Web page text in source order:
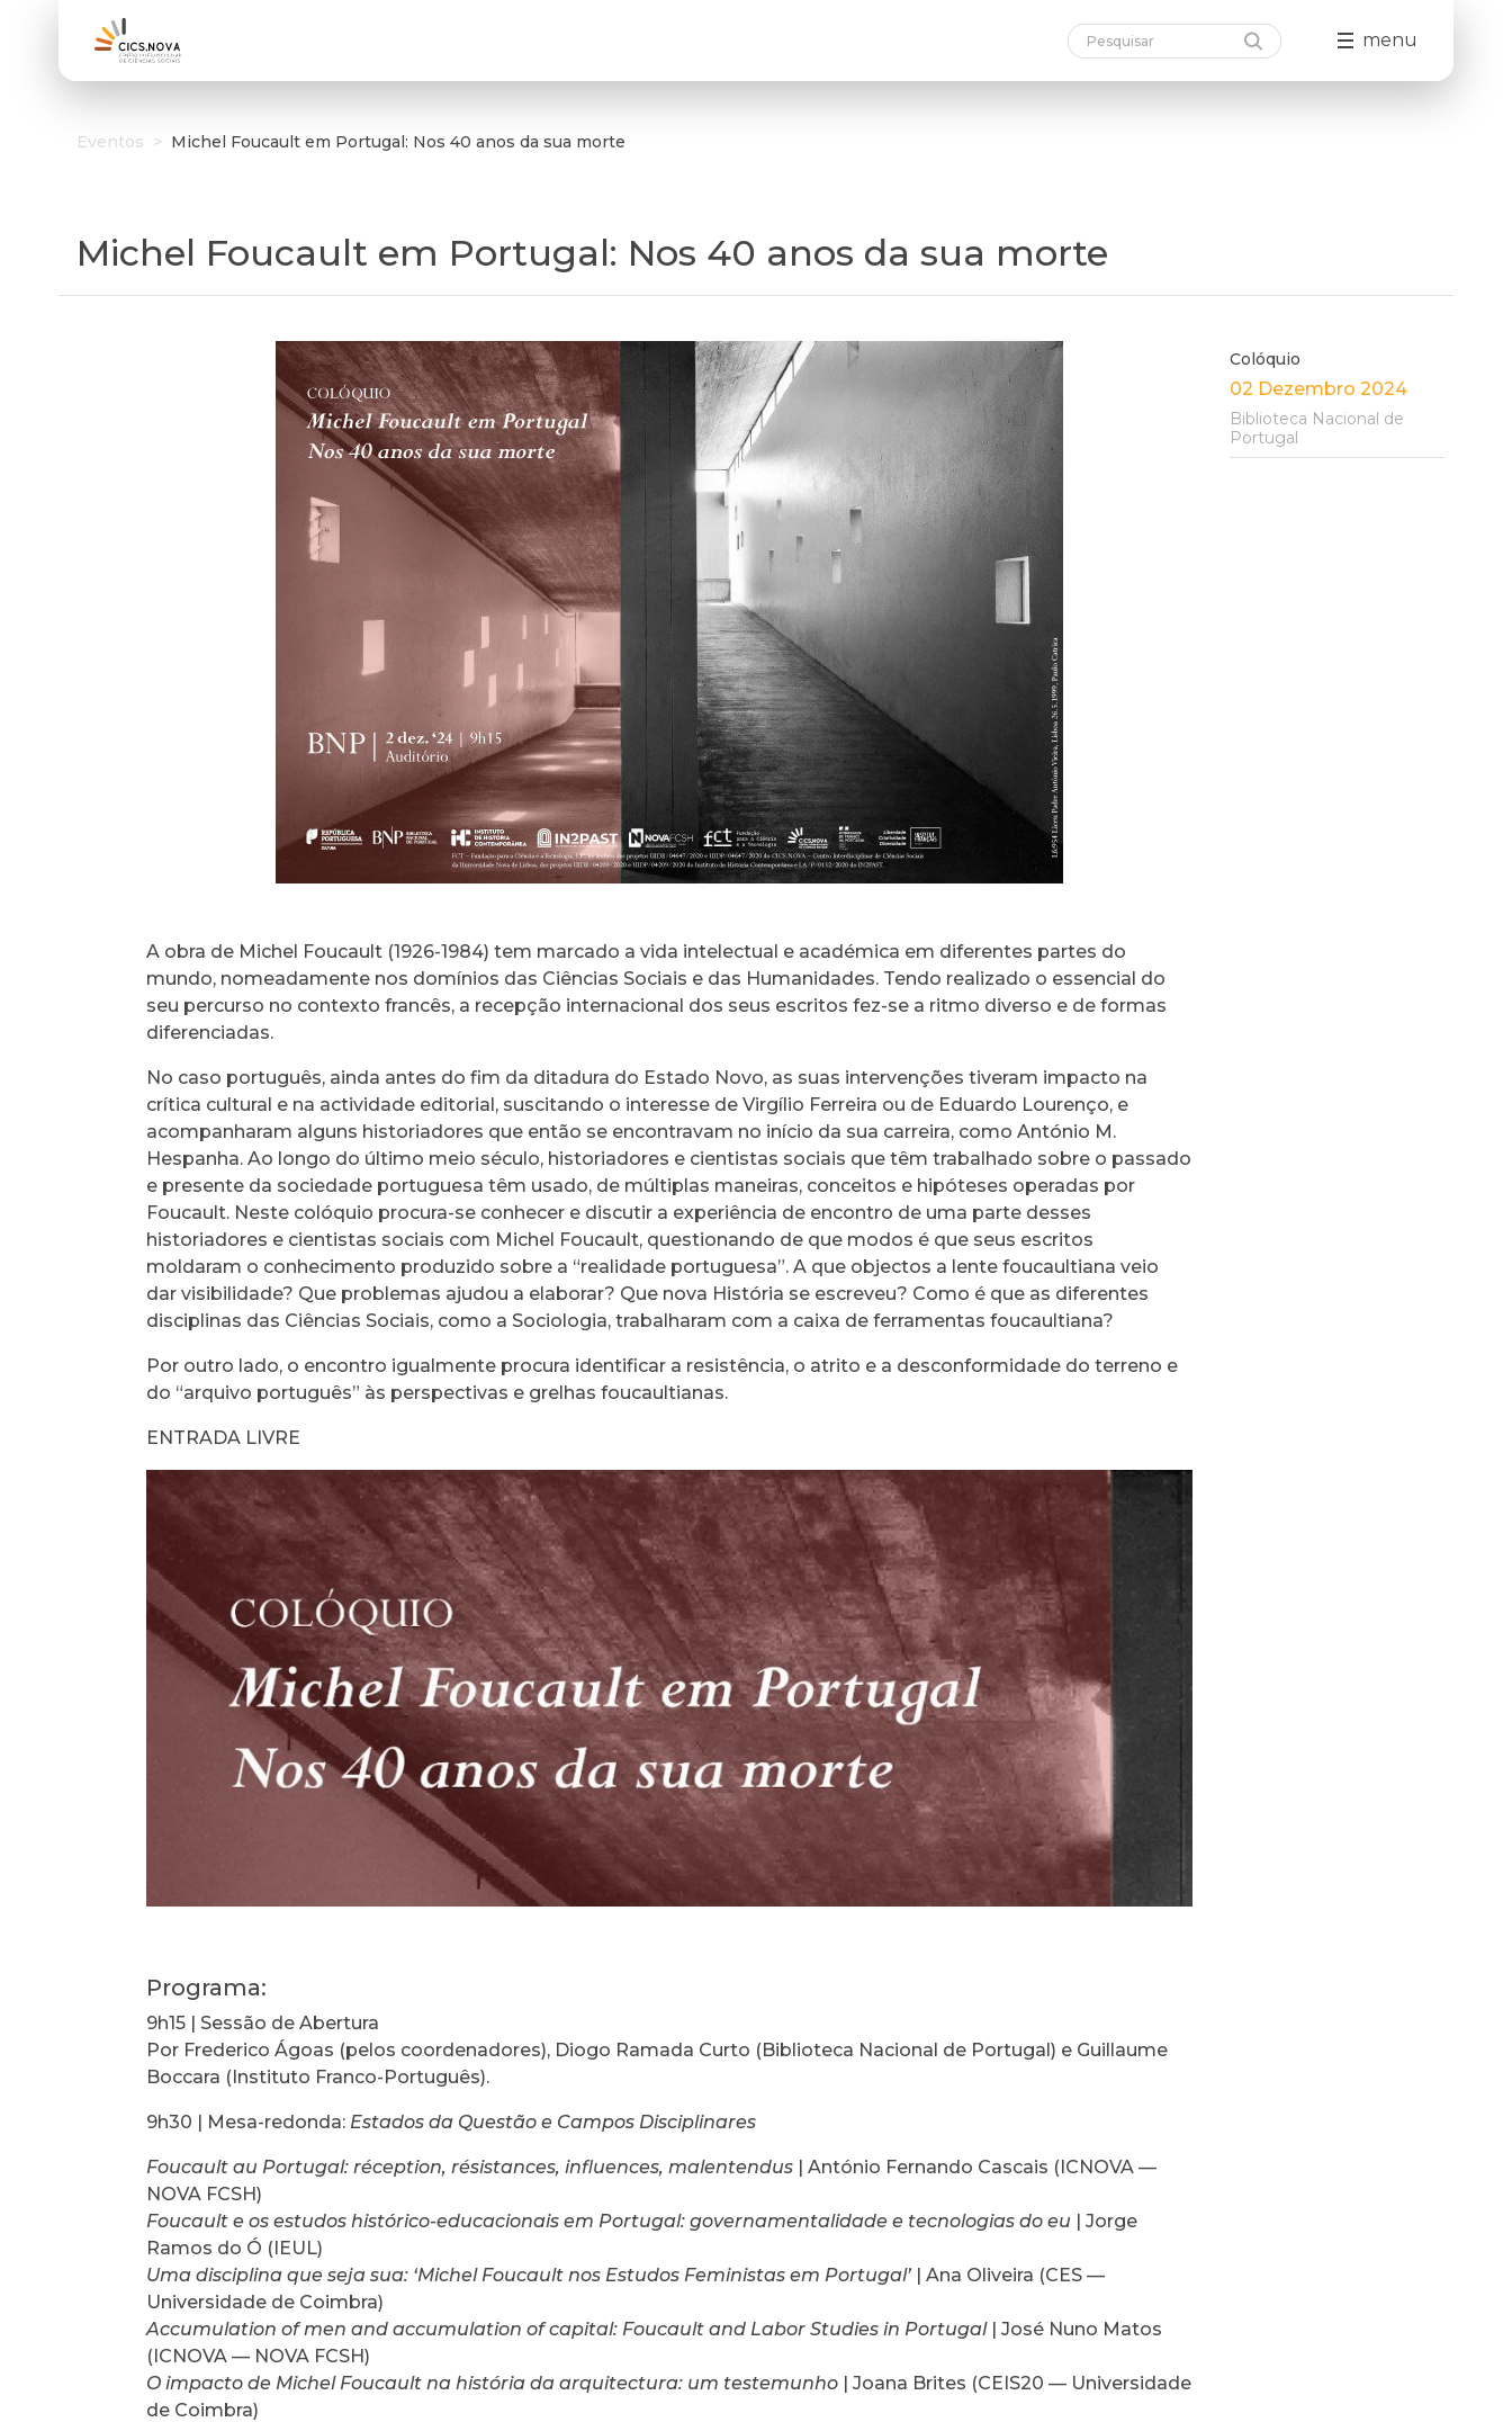
menu
Eventos > Michel Foucault em Portugal: Nos 40 anos da sua morte
Michel Foucault em Portugal: Nos 40 anos da sua morte
A obra de Michel Foucault (1926-1984) tem marcado a vida intelectual e académica em diferentes partes do
mundo, nomeadamente nos domínios das Ciências Sociais e das Humanidades. Tendo realizado o essencial do
seu percurso no contexto francês, a recepção internacional dos seus escritos fez-se a ritmo diverso e de formas
diferenciadas.
No caso português, ainda antes do fim da ditadura do Estado Novo, as suas intervenções tiveram impacto na
crítica cultural e na actividade editorial, suscitando o interesse de Virgílio Ferreira ou de Eduardo Lourenço, e
acompanharam alguns historiadores que então se encontravam no início da sua carreira, como António M.
Hespanha. Ao longo do último meio século, historiadores e cientistas sociais que têm trabalhado sobre o passado
e presente da sociedade portuguesa têm usado, de múltiplas maneiras, conceitos e hipóteses operadas por
Foucault. Neste colóquio procura-se conhecer e discutir a experiência de encontro de uma parte desses
historiadores e cientistas sociais com Michel Foucault, questionando de que modos é que seus escritos
moldaram o conhecimento produzido sobre a “realidade portuguesa”. A que objectos a lente foucaultiana veio
dar visibilidade? Que problemas ajudou a elaborar? Que nova História se escreveu? Como é que as diferentes
disciplinas das Ciências Sociais, como a Sociologia, trabalharam com a caixa de ferramentas foucaultiana?
Por outro lado, o encontro igualmente procura identificar a resistência, o atrito e a desconformidade do terreno e
do “arquivo português” às perspectivas e grelhas foucaultianas.
ENTRADA LIVRE
Programa:
9h15 | Sessão de Abertura
Por Frederico Ágoas (pelos coordenadores), Diogo Ramada Curto (Biblioteca Nacional de Portugal) e Guillaume
Boccara (Instituto Franco-Português).
9h30 | Mesa-redonda: Estados da Questão e Campos Disciplinares
Foucault au Portugal: réception, résistances, influences, malentendus | António Fernando Cascais (ICNOVA —
NOVA FCSH)
Foucault e os estudos histórico-educacionais em Portugal: governamentalidade e tecnologias do eu | Jorge
Ramos do Ó (IEUL)
Uma disciplina que seja sua: ‘Michel Foucault nos Estudos Feministas em Portugal’ | Ana Oliveira (CES —
Universidade de Coimbra)
Accumulation of men and accumulation of capital: Foucault and Labor Studies in Portugal| José Nuno Matos
(ICNOVA — NOVA FCSH)
O impacto de Michel Foucault na história da arquitectura: um testemunho | Joana Brites (CEIS20 — Universidade
de Coimbra)
Colóquio
02 Dezembro 2024
Biblioteca Nacional de
Portugal